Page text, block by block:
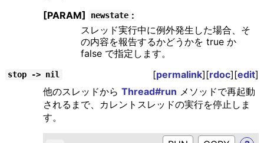
[PARAM]
newstate :
スレッド実行中に例外発生した場合、そ
の内容を報告するかどうかを true か
false で指定します。
stop -> nil [permalink][rdoc][edit]
他のスレッドから Thread#run メソッドで再起動
されるまで、カレントスレッドの実行を停止しま
す。